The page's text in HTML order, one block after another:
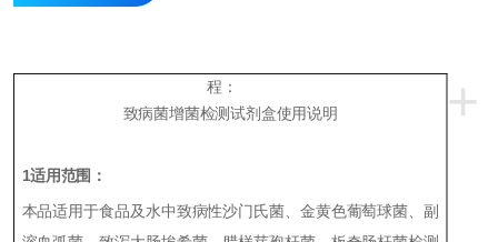
+
程：
致病菌增菌检测试剂盒使用说明
1适用范围：
本品适用于食品及水中致病性沙门氏菌、金黄色葡萄球菌、副